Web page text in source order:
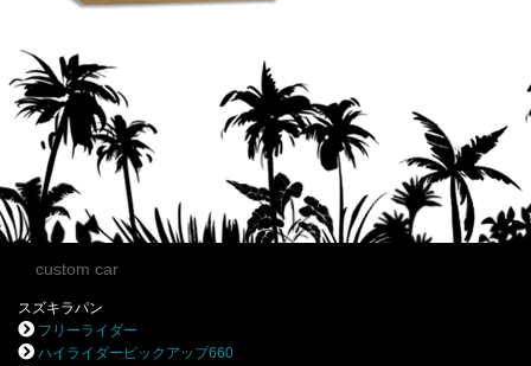
custom car
スズキラパン
フリーライダー
ハイライダーピックアップ660